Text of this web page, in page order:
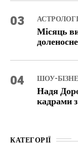
03
Місяць
04 ШОУ-
Надя
кадрами
КАТЕГОРІЇ